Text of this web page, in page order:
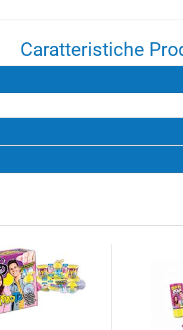
Caratteristiche